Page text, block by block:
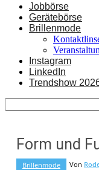
Jobbörse
Gerätebörse
Brillenmode
Instagram
LinkedIn
Trendshow
Form und
Brillenmode Von